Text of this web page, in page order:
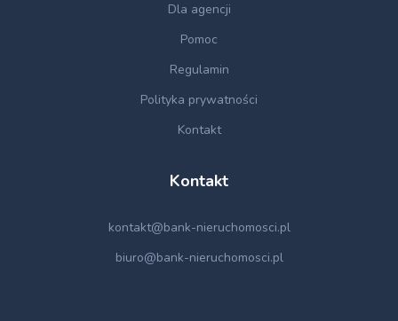
Dla agencji
Pomoc
Regulamin
Polityka prywatności
Kontakt
Kontakt
kontakt@bank-nieruchomosci.pl
biuro@bank-nieruchomosci.pl